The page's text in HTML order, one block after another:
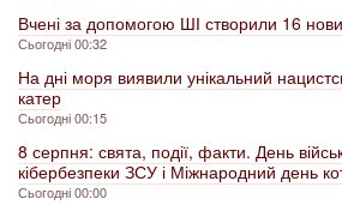
Вчені за допомогою ШІ створили 16
Сьогодні 00:32
На дні моря виявили унікальний
катер
Сьогодні 00:15
8 серпня: свята, події, факти. День військ
кібербезпеки ЗСУ і Міжнародний день
Сьогодні 00:00